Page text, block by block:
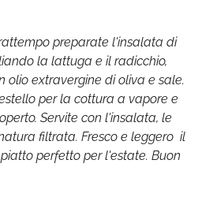
preparate l'insalata di
la lattuga e il radicchio,
olio extravergine di oliva e sale.
per la cottura a vapore e
Servite con l'insalata, le
filtrata. Fresco e leggero il
perfetto per l'estate. Buon